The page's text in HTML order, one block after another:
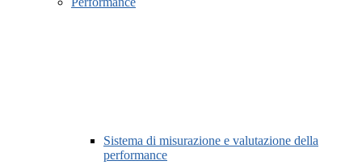
Sistema di misurazione e valutazione della
performance